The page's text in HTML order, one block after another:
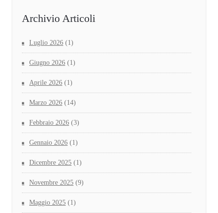
Archivio Articoli
Luglio 2026 (1)
Giugno 2026 (1)
Aprile 2026 (1)
Marzo 2026 (14)
Febbraio 2026 (3)
Gennaio 2026 (1)
Dicembre 2025 (1)
Novembre 2025 (9)
Maggio 2025 (1)